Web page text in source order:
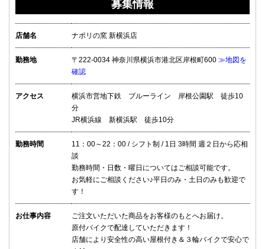
募集情報
店舗名 ナポリの窯 新横浜店
勤務地 〒222-0034 神奈川県横浜市港北区岸根町600 ≫地図を
確認
アクセス
横浜市営地下鉄 ブルーライン 岸根公園駅 徒歩10
分
JR横浜線 新横浜駅 徒歩10分
勤務時間
11：00～22：00 / シフト制 / 1日 3時間 週２日から応相
談
勤務時間・日数・曜日についてはご相談可能です。
お気軽にご相談ください♪平日のみ・土日のみも歓迎で
す！
お仕事内容
ご注文いただいた商品をお客様のもとへお届け。
原付バイクで配達していただきます！
店舗により安全性の高い屋根付き＆３輪バイクで安心で